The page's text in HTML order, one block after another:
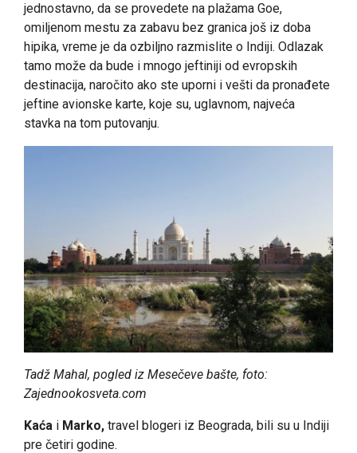
jednostavno, da se provedete na plažama Goe,
omiljenom mestu za zabavu bez granica još iz doba
hipika, vreme je da ozbiljno razmislite o Indiji. Odlazak
tamo može da bude i mnogo jeftiniji od evropskih
destinacija, naročito ako ste uporni i vešti da pronađete
jeftine avionske karte, koje su, uglavnom, najveća
stavka na tom putovanju.
Tadž Mahal, pogled iz Mesečeve bašte, foto:
Zajednookosveta.com
Kaća i Marko, travel blogeri iz Beograda, bili su u Indiji
pre četiri godine.